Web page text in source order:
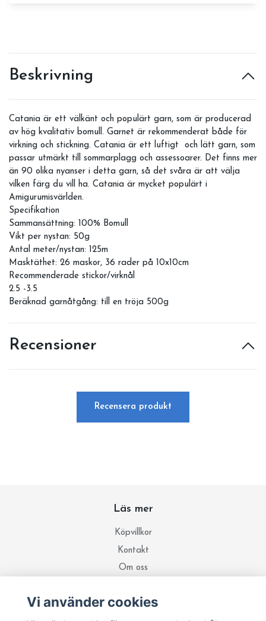
Beskrivning
Catania är ett välkänt och populärt garn, som är producerad
av hög kvalitativ bomull. Garnet är rekommenderat både för
virkning och stickning. Catania är ett luftigt och lätt garn, som
passar utmärkt till sommarplagg och assessoarer. Det finns mer
än 90 olika nyanser i detta garn, så det svåra är att välja
vilken färg du vill ha. Catania är mycket populärt i
Amigurumisvärlden.
Specifikation
Sammansättning: 100% Bomull
Vikt per nystan: 50g
Antal meter/nystan: 125m
Masktäthet: 26 maskor, 36 rader på 10x10cm
Recommenderade stickor/virknål
2.5 -3.5
Beräknad garnåtgång: till en tröja 500g
Recensioner
Recensera produkt
Läs mer
Köpvillkor
Kontakt
Om oss
Ricummi
Vi använder cookies